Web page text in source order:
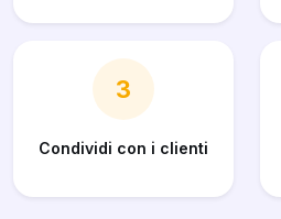
3
Condividi con i clienti